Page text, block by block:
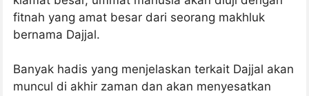
fitnah yang amat besar dari seorang makhluk
bernama Dajjal.
Banyak hadis yang menjelaskan terkait Dajjal akan
muncul di akhir zaman dan akan menyesatkan